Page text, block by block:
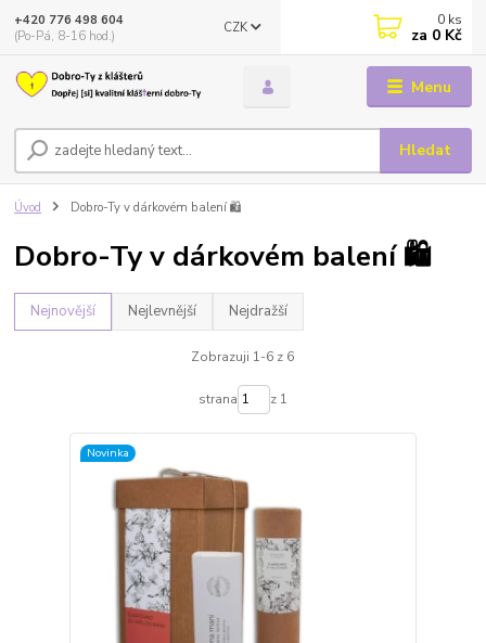
Menu
CZK
Hledat
+420 776 498 604
(Po-Pá, 8-16 hod.)
0 ks
za 0 Kč
Úvod Dobro-Ty v dárkovém balení 🛍️
Dobro-Ty v dárkovém balení 🛍️
Nejnovější Nejlevnější Nejdražší
Zobrazuji 1-6 z 6
strana z 1
Novinka